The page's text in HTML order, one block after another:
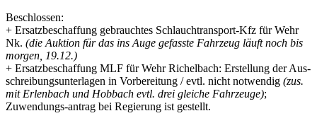
Beschlossen:
+ Ersatzbeschaffung gebrauchtes Schlauchtransport-Kfz für Wehr
Nk. (die Auktion für das ins Auge gefasste Fahrzeug läuft noch bis
morgen, 19.12.)
+ Ersatzbeschaffung MLF für Wehr Richelbach: Erstellung der Aus-
schreibungsunterlagen in Vorbereitung / evtl. nicht notwendig (zus.
mit Erlenbach und Hobbach evtl. drei gleiche Fahrzeuge);
Zuwendungs-antrag bei Regierung ist gestellt.